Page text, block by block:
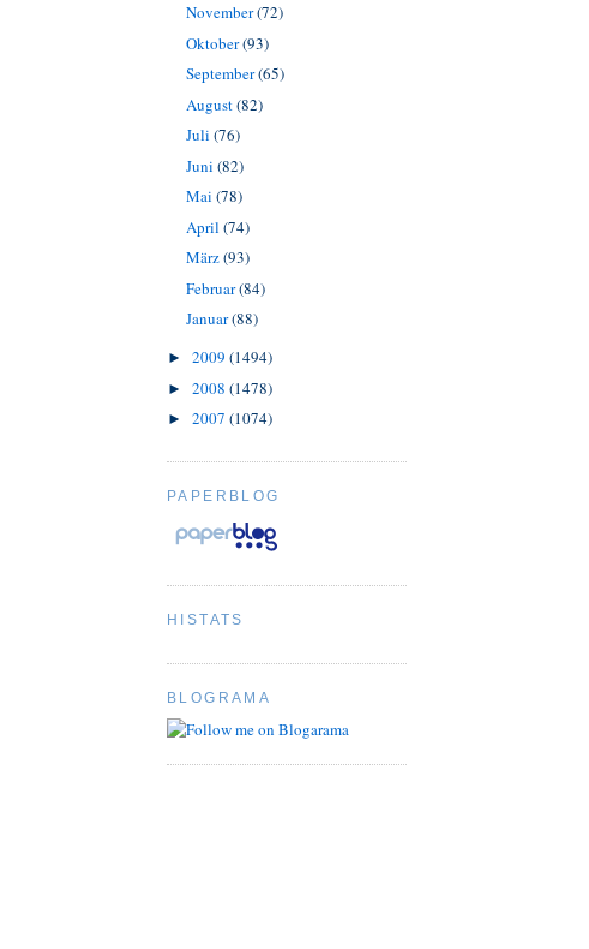
November(72)
Oktober(93)
September(65)
August(82)
Juli (76)
Juni (82)
Mai (78)
April (74)
März(93)
Februar(84)
Januar(88)
► 2009 (1494)
► 2008 (1478)
► 2007 (1074)
PAPERBLOG
HISTATS
BLOGRAMA